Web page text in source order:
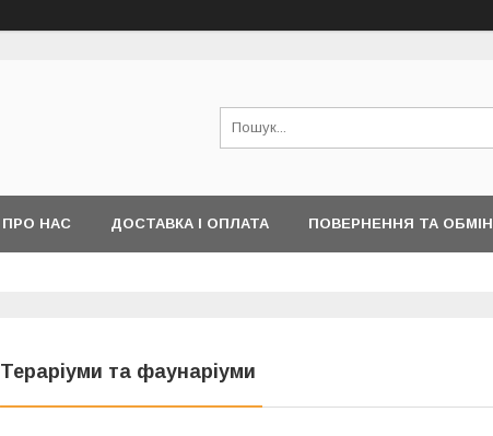
ПРО НАС ДОСТАВКА І ОПЛАТА ПОВЕРНЕННЯ ТА ОБМІН
Тераріуми та фаунаріуми